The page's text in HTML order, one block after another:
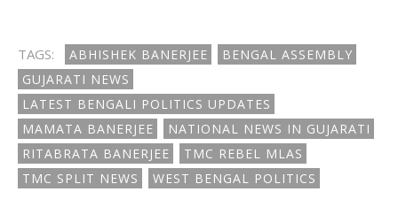
TAGS: ABHISHEK BANERJEE
BENGAL ASSEMBLY
GUJARATI NEWS
LATEST BENGALI POLITICS UPDATES
MAMATA BANERJEE
NATIONAL NEWS IN GUJARATI
RITABRATA BANERJEE
TMC REBEL MLAS
TMC SPLIT NEWS
WEST BENGAL POLITICS